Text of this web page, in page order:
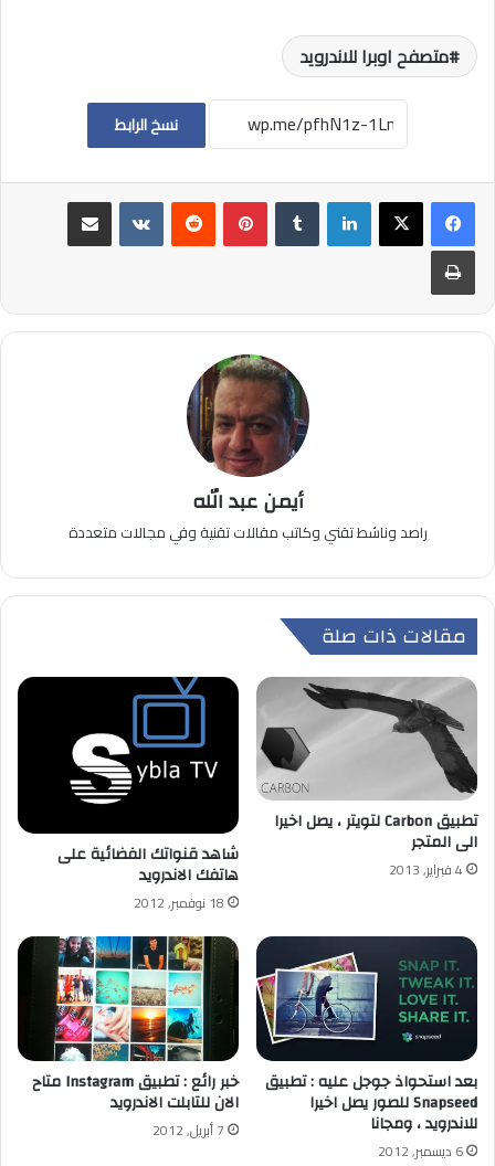
متصفح اوبرا للاندرويد
نسخ الرابط
لينكدإن بينتيريست
مشاركة عبر البريد
طباعة
أيمن عبد الله
راصد وناشط تقني وكاتب مقالات تقنية وفي مجالات متعددة
مقالات ذات صلة
تطبيق Carbon لتويتر ، يصل اخيرا
الى المتجر
4 فبراير, 2013
شاهد قنواتك الفضائية على
هاتفك الاندرويد
18 نوفمبر, 2012
بعد استحواذ جوجل عليه : تطبيق
Snapseed للصور يصل اخيرا
للاندرويد ، ومجانا
6 ديسمبر, 2012
خبر رائع : تطبيق Instagram متاح
الان للتابلت الاندرويد
7 أبريل, 2012